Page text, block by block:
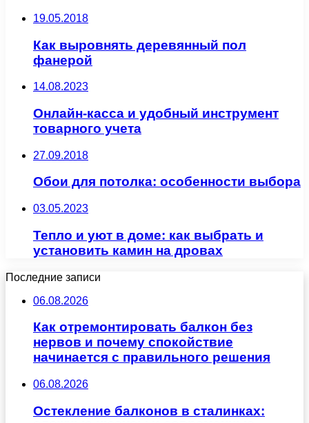
19.05.2018
Как выровнять деревянный пол
фанерой
14.08.2023
Онлайн-касса и удобный инструмент
товарного учета
27.09.2018
Обои для потолка: особенности выбора
03.05.2023
Тепло и уют в доме: как выбрать и
установить камин на дровах
Последние записи
06.08.2026
Как отремонтировать балкон без
нервов и почему спокойствие
начинается с правильного решения
06.08.2026
Остекление балконов в сталинках: